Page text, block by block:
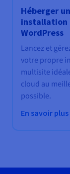
Héberger
WordPress
Lancez et
votre propre
multisite
cloud au
possible.
En savoir plus